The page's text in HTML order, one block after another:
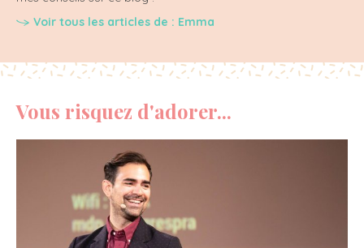
Voir tous les articles de : Emma
Vous risquez d'adorer...